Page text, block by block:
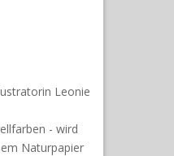
Leonie
- wird
Naturpapier